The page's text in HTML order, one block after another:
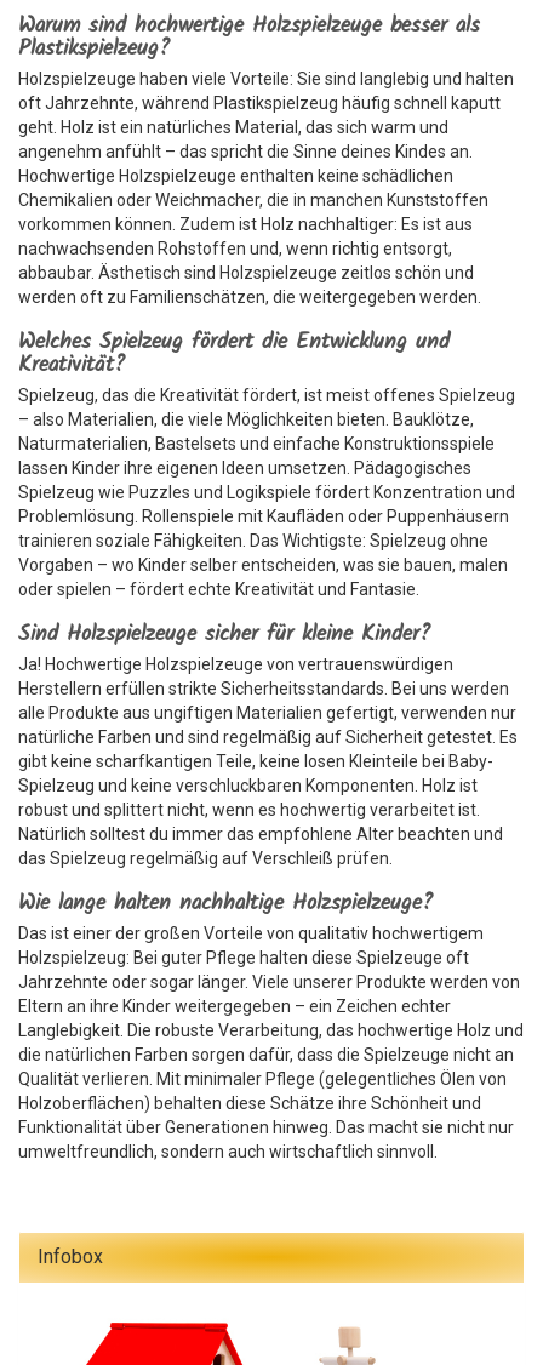
Warum sind hochwertige Holzspielzeuge besser als
Plastikspielzeug?
Holzspielzeuge haben viele Vorteile: Sie sind langlebig und halten
oft Jahrzehnte, während Plastikspielzeug häufig schnell kaputt
geht. Holz ist ein natürliches Material, das sich warm und
angenehm anfühlt – das spricht die Sinne deines Kindes an.
Hochwertige Holzspielzeuge enthalten keine schädlichen
Chemikalien oder Weichmacher, die in manchen Kunststoffen
vorkommen können. Zudem ist Holz nachhaltiger: Es ist aus
nachwachsenden Rohstoffen und, wenn richtig entsorgt,
abbaubar. Ästhetisch sind Holzspielzeuge zeitlos schön und
werden oft zu Familienschätzen, die weitergegeben werden.
Welches Spielzeug fördert die Entwicklung und
Kreativität?
Spielzeug, das die Kreativität fördert, ist meist offenes Spielzeug
– also Materialien, die viele Möglichkeiten bieten. Bauklötze,
Naturmaterialien, Bastelsets und einfache Konstruktionsspiele
lassen Kinder ihre eigenen Ideen umsetzen. Pädagogisches
Spielzeug wie Puzzles und Logikspiele fördert Konzentration und
Problemlösung. Rollenspiele mit Kaufläden oder Puppenhäusern
trainieren soziale Fähigkeiten. Das Wichtigste: Spielzeug ohne
Vorgaben – wo Kinder selber entscheiden, was sie bauen, malen
oder spielen – fördert echte Kreativität und Fantasie.
Sind Holzspielzeuge sicher für kleine Kinder?
Ja! Hochwertige Holzspielzeuge von vertrauenswürdigen
Herstellern erfüllen strikte Sicherheitsstandards. Bei uns werden
alle Produkte aus ungiftigen Materialien gefertigt, verwenden nur
natürliche Farben und sind regelmäßig auf Sicherheit getestet. Es
gibt keine scharfkantigen Teile, keine losen Kleinteile bei Baby-
Spielzeug und keine verschluckbaren Komponenten. Holz ist
robust und splittert nicht, wenn es hochwertig verarbeitet ist.
Natürlich solltest du immer das empfohlene Alter beachten und
das Spielzeug regelmäßig auf Verschleiß prüfen.
Wie lange halten nachhaltige Holzspielzeuge?
Das ist einer der großen Vorteile von qualitativ hochwertigem
Holzspielzeug: Bei guter Pflege halten diese Spielzeuge oft
Jahrzehnte oder sogar länger. Viele unserer Produkte werden von
Eltern an ihre Kinder weitergegeben – ein Zeichen echter
Langlebigkeit. Die robuste Verarbeitung, das hochwertige Holz und
die natürlichen Farben sorgen dafür, dass die Spielzeuge nicht an
Qualität verlieren. Mit minimaler Pflege (gelegentliches Ölen von
Holzoberflächen) behalten diese Schätze ihre Schönheit und
Funktionalität über Generationen hinweg. Das macht sie nicht nur
umweltfreundlich, sondern auch wirtschaftlich sinnvoll.
Infobox